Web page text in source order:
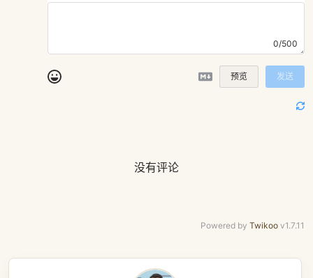
0/500
预览 发送
没有评论
Powered by Twikoo v1.7.11